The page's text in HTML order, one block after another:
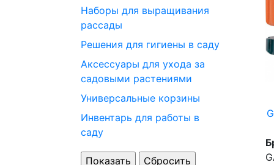
Наборы для выращивания
рассады
Решения для гигиены в саду
Аксессуары для ухода за
садовыми растениями
Универсальные корзины
Инвентарь для работы в
саду